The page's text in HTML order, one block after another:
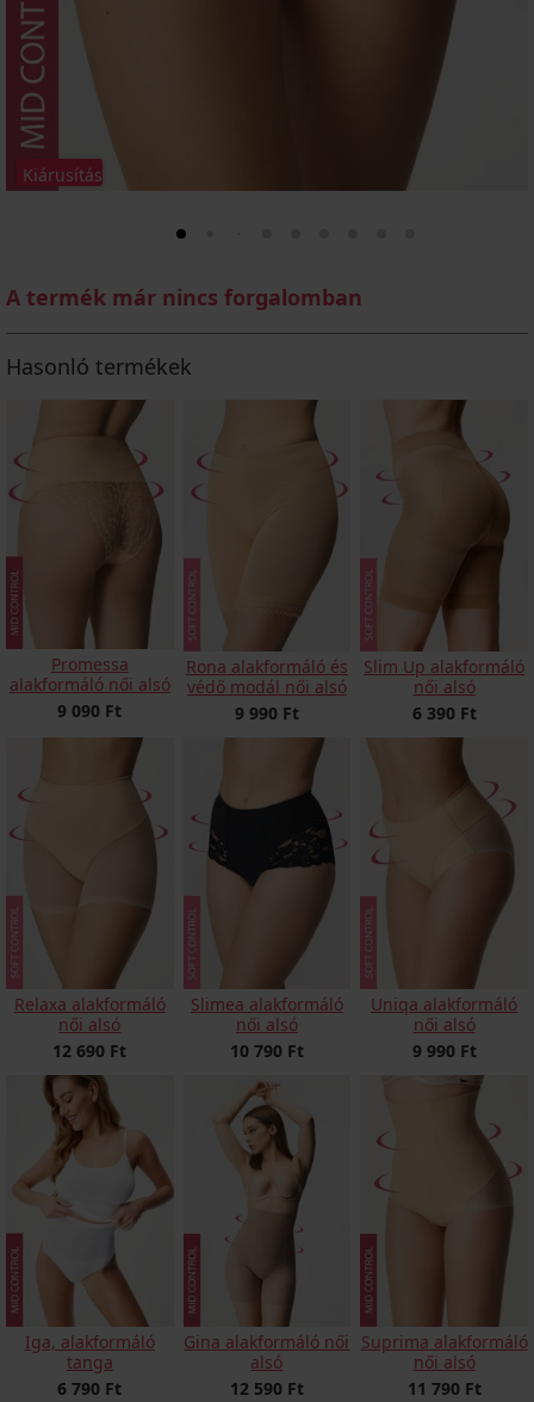
Kiárusítás
A termék már nincs forgalomban
Hasonló termékek
Promessa
alakformáló női alsó
9 090 Ft
Rona alakformáló és
védő modál női alsó
9 990 Ft
Slim Up alakformáló
női alsó
6 390 Ft
Relaxa alakformáló
női alsó
12 690 Ft
Slimea alakformáló
női alsó
10 790 Ft
Uniqa alakformáló
női alsó
9 990 Ft
Iga, alakformáló
tanga
6 790 Ft
Gina alakformáló női
alsó
12 590 Ft
Suprima alakformáló
női alsó
11 790 Ft